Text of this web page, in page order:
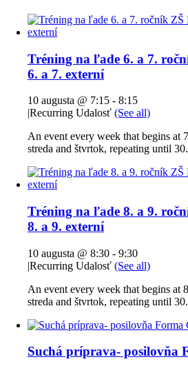
Tréning na ľade 6. a 7.
6. a 7. externí
10 augusta @ 7:15 - 8:15
|Recurring Udalosť (See all)
An event every week that begins at
streda and štvrtok, repeating until
Tréning na ľade 8. a 9.
8. a 9. externí
10 augusta @ 8:30 - 9:30
|Recurring Udalosť (See all)
An event every week that begins at
streda and štvrtok, repeating until
Suchá príprava- posilovňa